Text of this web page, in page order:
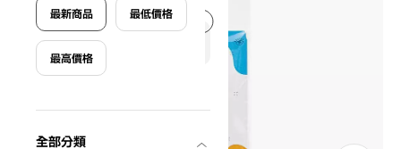
2 件
篩選條件
全部分類
最新商品 最低價格
最高價格